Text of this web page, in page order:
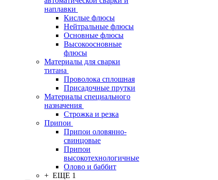
наплавки
Кислые флюсы
Нейтральные флюсы
Основные флюсы
Высокоосновные
флюсы
Материалы для сварки
титана
Проволока сплошная
Присадочные прутки
Материалы специального
назначения
Строжка и резка
Припои
Припои оловянно-
свинцовые
Припои
высокотехнологичные
Олово и баббит
+ ЕЩЕ 1